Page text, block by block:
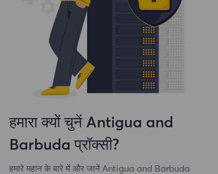
हमारा क्यों चुनें Antigua and
Barbuda प्रॉक्सी?
हमारे महान के बारे में और जानें Antigua and Barbuda